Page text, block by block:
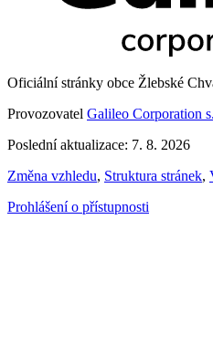
Oficiální stránky obce Žlebské
Provozovatel Galileo Corporation
Poslední aktualizace: 7. 8. 2026
Změna vzhledu, Struktura stránek,
Prohlášení o přístupnosti